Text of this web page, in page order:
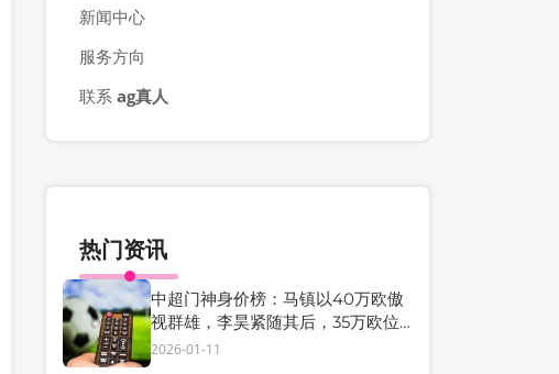
新闻中心
服务方向
联系 ag真人
热门资讯
中超门神身价榜：马镇以40万欧傲
视群雄，李昊紧随其后，35万欧位
列第二！
2026-01-11